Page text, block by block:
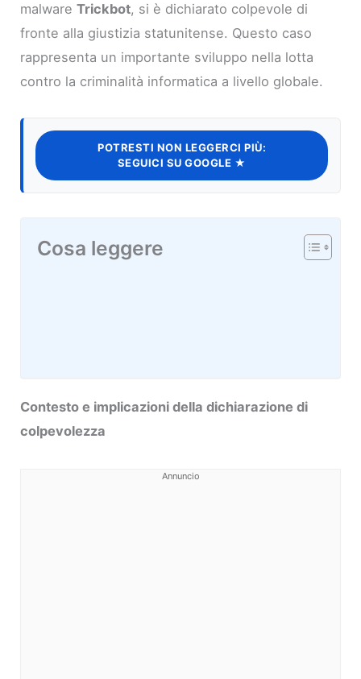
malwareTrickbot, si è dichiarato colpevole di
fronte alla giustizia statunitense. Questo caso
rappresenta un importante sviluppo nella lotta
contro la criminalità informatica a livello globale.
POTRESTI NON LEGGERCI PIÙ:
SEGUICI SU GOOGLE ★
Cosa leggere
Contesto e implicazioni della dichiarazione di
colpevolezza
Annuncio